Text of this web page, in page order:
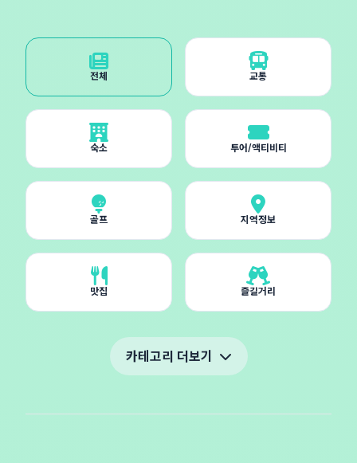
전체 교통
숙소 투어/액티비티
골프 지역정보
맛집 즐길거리
카테고리 더보기